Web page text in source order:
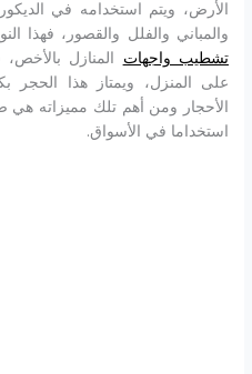
الأرض، ويتم استخدامه في
والمباني والفلل والقصور، فهذا
تشطيب واجهات المنازل
على المنزل، ويمتاز هذا
الأحجار ومن أهم تلك مميزاته هي
استخداما في الأسواق.